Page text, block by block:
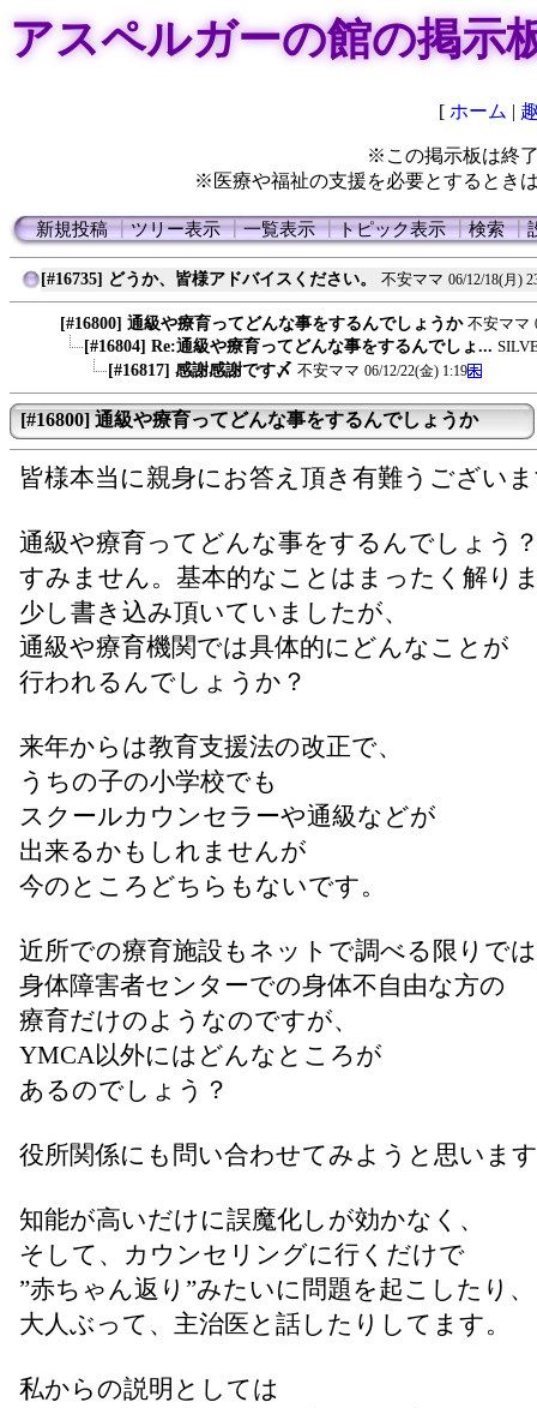
アスペルガーの館の掲示
[ ホーム |
※この掲示板は終
※医療や福祉の支援を必要とするとき
新規投稿┃ツリー表示┃一覧表示┃トピック表示┃検索┃
[#16735] どうか、皆様アドバイスください。 不安ママ 06/12/18(月)
[#16800] 通級や療育ってどんな事をするんでしょうか 不安ママ
[#16804] Re:通級や療育ってどんな事をするんでしょ...
[#16817] 感謝感謝です〆 不安ママ 06/12/22(金) 1:19
[#16800] 通級や療育ってどんな事をするんでしょうか
皆様本当に親身にお答え頂き有難うござい
通級や療育ってどんな事をするんでしょう
すみません。基本的なことはまったく解り
少し書き込み頂いていましたが、
通級や療育機関では具体的にどんなことが
行われるんでしょうか？
来年からは教育支援法の改正で、
うちの子の小学校でも
スクールカウンセラーや通級などが
出来るかもしれませんが
今のところどちらもないです。
近所での療育施設もネットで調べる限りで
身体障害者センターでの身体不自由な方の
療育だけのようなのですが、
YMCA以外にはどんなところが
あるのでしょう？
役所関係にも問い合わせてみようと思いま
知能が高いだけに誤魔化しが効かなく、
そして、カウンセリングに行くだけで
”赤ちゃん返り”みたいに問題を起こしたり、
大人ぶって、主治医と話したりしてます。
私からの説明としては